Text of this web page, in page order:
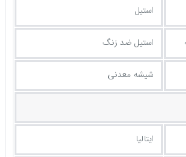
استیل
استیل ضد زنگ
شیشه معدنی
ایتالیا